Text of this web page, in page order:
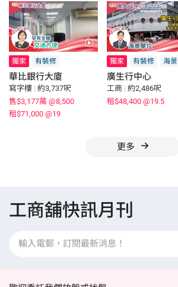
獨家 有裝修
華比銀行大廈
寫字樓 | 約3,737呎
售$3,177萬 @8,500
租$71,000 @19
獨家 有裝修 海景
廣生行中心
工商 | 約2,486呎
租$48,400 @19.5
更多
工商舖快訊月刊